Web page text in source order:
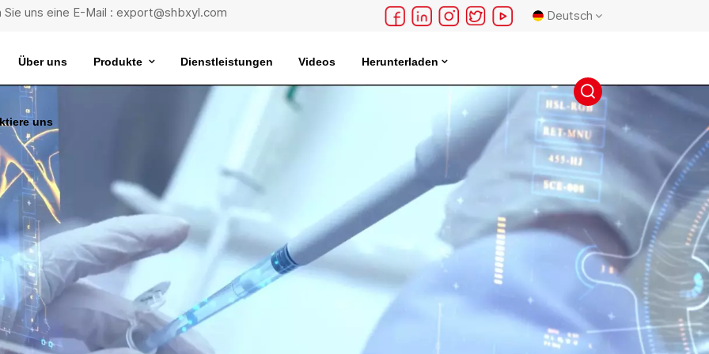
Sie uns eine E-Mail : export@shbxyl.com Deutsch
English
français
русский
español
português
日本語
Über uns Produkte Dienstleistungen Videos Herunterladen
uns